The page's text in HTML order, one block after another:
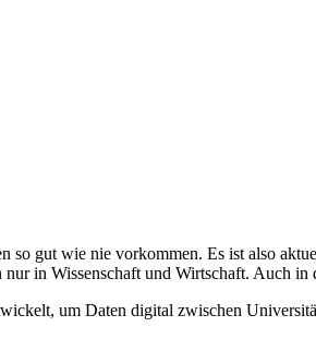
so gut wie nie vorkommen. Es ist also
in Wissenschaft und Wirtschaft. Auch in
um Daten digital zwischen